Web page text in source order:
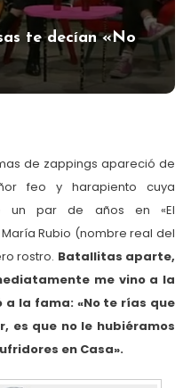
te decían «No
de zappings apareció de
feo y harapiento cuya
un par de años en «El
Rubio (nombre real del
rostro. Batallitas aparte,
me vino a la
la fama: «No te rías que
es que no le hubiéramos
en Casa».